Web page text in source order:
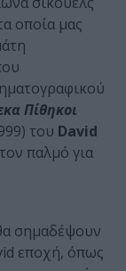
οποία μας
Πίθηκοι
του David
παλμό για
σημαδέψουν
εποχή, όπως